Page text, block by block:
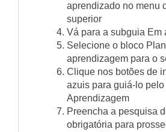
aprendizado no menu
superior
Vá para a subguia Em
Selecione o bloco
aprendizagem para o
Clique nos botões de
azuis para guiá-lo
Aprendizagem
Preencha a pesquisa
obrigatória para